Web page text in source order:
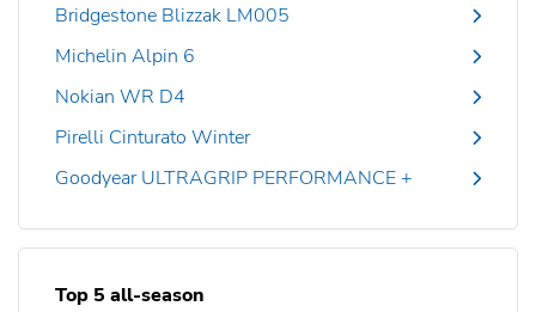
Bridgestone Blizzak LM005
Michelin Alpin 6
Nokian WR D4
Pirelli Cinturato Winter
Goodyear ULTRAGRIP PERFORMANCE +
Top 5 all-season